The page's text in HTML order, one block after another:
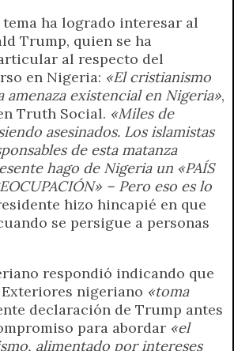
tema ha logrado interesar al
Trump, quien se ha
al respecto del
en Nigeria: «El cristianismo
amenaza existencial en Nigeria»,
Truth Social. «Miles de
asesinados. Los islamistas
de esta matanza
hago de Nigeria un «PAÍS
– Pero eso es lo
hizo hincapié en que
se persigue a personas
respondió indicando que
nigeriano «toma
declaración de Trump antes
para abordar «el
alimentado por intereses